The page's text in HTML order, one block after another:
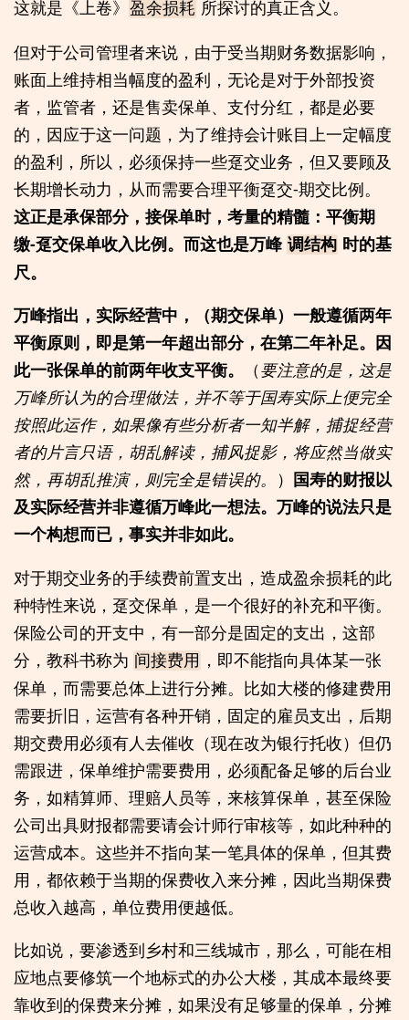
这就是《上卷》 盈余损耗 所探讨的真正含义。
但对于公司管理者来说，由于受当期财务数据影响，
账面上维持相当幅度的盈利，无论是对于外部投资
者，监管者，还是售卖保单、支付分红，都是必要
的，因应于这一问题，为了维持会计账目上一定幅度
的盈利，所以，必须保持一些趸交业务，但又要顾及
长期增长动力，从而需要合理平衡趸交-期交比例。
这正是承保部分，接保单时，考量的精髓：平衡期
缴-趸交保单收入比例。而这也是万峰 调结构 时的基
尺。
万峰指出，实际经营中，（期交保单）一般遵循两年
平衡原则，即是第一年超出部分，在第二年补足。因
此一张保单的前两年收支平衡。
（要注意的是，这是
万峰所认为的合理做法，并不等于国寿实际上便完全
按照此运作，如果像有些分析者一知半解，捕捉经营
者的片言只语，胡乱解读，捕风捉影，将应然当做实
然，再胡乱推演，则完全是错误的。
） 国寿的财报以
及实际经营并非遵循万峰此一想法。万峰的说法只是
一个构想而已，事实并非如此。
对于期交业务的手续费前置支出，造成盈余损耗的此
种特性来说，趸交保单，是一个很好的补充和平衡。
保险公司的开支中，有一部分是固定的支出，这部
分，教科书称为 间接费用 ，即不能指向具体某一张
保单，而需要总体上进行分摊。比如大楼的修建费用
需要折旧，运营有各种开销，固定的雇员支出，后期
期交费用必须有人去催收（现在改为银行托收）但仍
需跟进，保单维护需要费用，必须配备足够的后台业
务，如精算师、理赔人员等，来核算保单，甚至保险
公司出具财报都需要请会计师行审核等，如此种种的
运营成本。这些并不指向某一笔具体的保单，但其费
用，都依赖于当期的保费收入来分摊，因此当期保费
总收入越高，单位费用便越低。
比如说，要渗透到乡村和三线城市，那么，可能在相
应地点要修筑一个地标式的办公大楼，其成本最终要
靠收到的保费来分摊，如果没有足够量的保单，分摊